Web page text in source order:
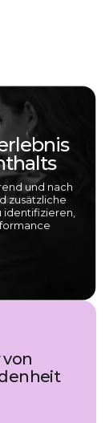
und nach
zusätzliche
identifizieren,